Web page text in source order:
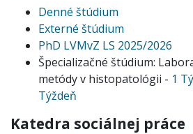
Denné štúdium
Externé štúdium
PhD LVMvZ LS 2025/2026
Špecializačné štúdium:
metódy v histopatológii - 1
Týždeň
Katedra sociálnej práce